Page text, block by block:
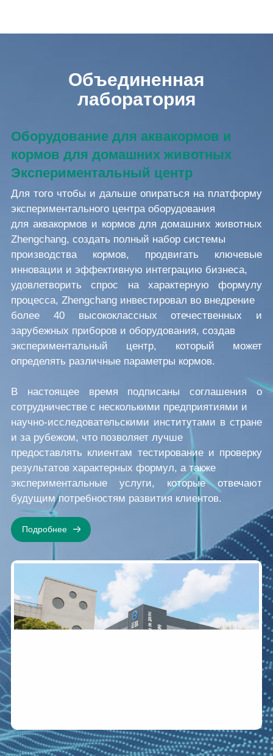
Объединенная
лаборатория
Оборудование для аквакормов и
кормов для домашних животных
Экспериментальный центр
Для того чтобы и дальше опираться на платформу
экспериментального центра оборудования
для аквакормов и кормов для домашних животных
Zhengchang, создать полный набор системы
производства кормов, продвигать ключевые
инновации и эффективную интеграцию бизнеса,
удовлетворить спрос на характерную формулу
процесса, Zhengchang инвестировал во внедрение
более 40 высококлассных отечественных и
зарубежных приборов и оборудования, создав
экспериментальный центр, который может
определять различные параметры кормов.
В настоящее время подписаны соглашения о
сотрудничестве с несколькими предприятиями и
научно-исследовательскими институтами в стране
и за рубежом, что позволяет лучше
предоставлять клиентам тестирование и проверку
результатов характерных формул, а также
экспериментальные услуги, которые отвечают
будущим потребностям развития клиентов.
Подробнее